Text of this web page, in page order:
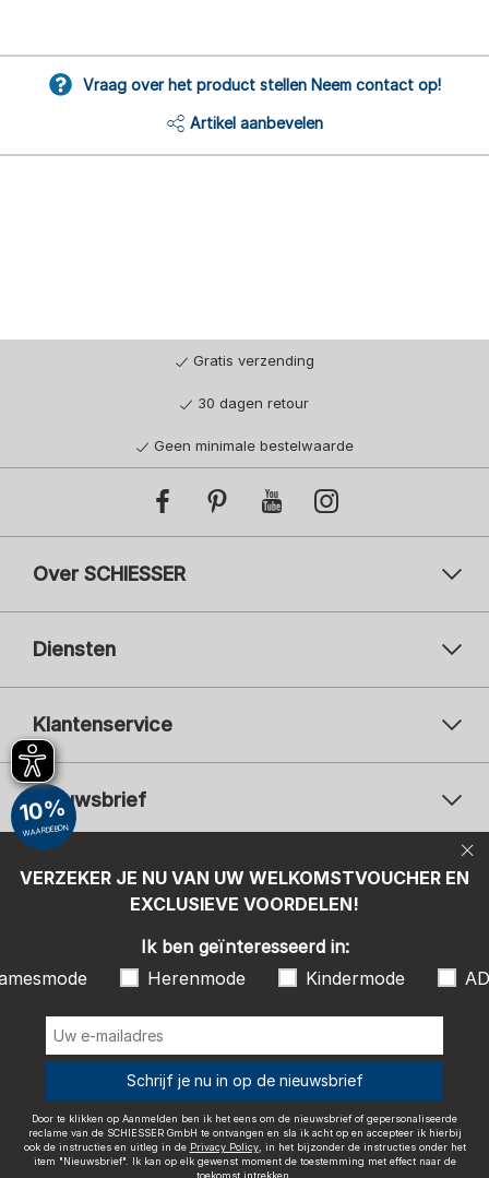
Vraag over het product stellen Neem contact op!
Artikel aanbevelen
Gratis verzending
30 dagen retour
Geen minimale bestelwaarde
Over SCHIESSER
Diensten
Klantenservice
Nieuwsbrief
Uw
Uw e-mailadres
Aanmelden
Herenmode
ADIDAS
Door te klikken op Aanmelden ben ik het eens om de nieuwsbrief of
gepersonaliseerde reclame van de SCHIESSER GmbH te ontvangen en
sla ik acht op en accepteer ik hierbij ook de instructies en uitleg in de
, in het bijzonder de instructies onder het item
effect naar de toekomst intrekken.
Betaalwijzen
Wij bezorgen met
VERZEKER JE NU VAN UW WELKOMSTVOUCHER EN
EXCLUSIEVE VOORDELEN!
10%
WAARDEBON
Ik ben geïnteresseerd in:
Herenmode Kindermode
Schrijf je nu in op de nieuwsbrief
Door te klikken op Aanmelden ben ik het eens om de nieuwsbrief of gepersonaliseerde
reclame van de SCHIESSER GmbH te ontvangen en sla ik acht op en accepteer ik hierbij
ook de instructies en uitleg in de Privacy Policy, in het bijzonder de instructies onder het
item "Nieuwsbrief". Ik kan op elk gewenst moment de toestemming met effect naar de
toekomst intrekken.